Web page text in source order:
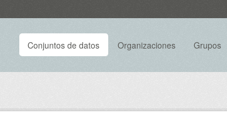
Conjuntos de datos Organizaciones Grupos